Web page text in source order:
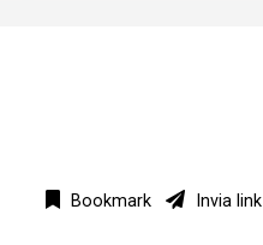
Bookmark Invia link